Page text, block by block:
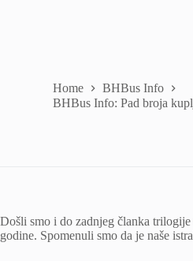
Home
BHBus Info
BHBus Info: Pad broja
Došli smo i do zadnjeg članka
godine. Spomenuli smo da je naše